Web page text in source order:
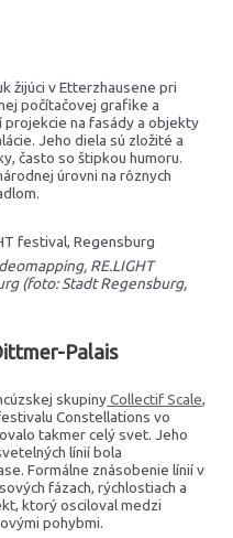
žijúci v Etterzhausene pri
počítačovej grafike a
projekcie na fasády a objekty
Jeho diela sú zložité a
často so štipkou humoru.
úrovni na rôznych
RE.LIGHT
(foto: Stadt Regensburg,
Palais
skupinyCollectif Scale,
Constellations vo
takmer celý svet. Jeho
línií bola
Formálne znásobenie línií v
fázach, rýchlostiach a
ktorý osciloval medzi
pohybmi.